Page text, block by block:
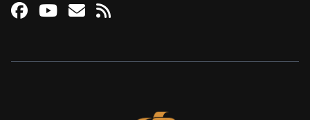
Facebook
Youtube
Email
RSS